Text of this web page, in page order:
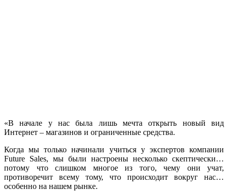
«В начале у нас была лишь мечта открыть новый вид
Интернет – магазинов и ограниченные средства.
Когда мы только начинали учиться у экспертов компании
Future Sales, мы были настроены несколько скептически…
потому что слишком многое из того, чему они учат,
противоречит всему тому, что происходит вокруг нас…
особенно на нашем рынке.